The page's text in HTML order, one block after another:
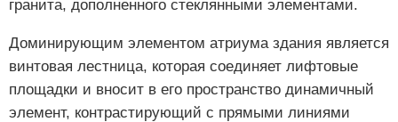
гранита, дополненного стеклянными элементами.
Доминирующим элементом атриума здания является
винтовая лестница, которая соединяет лифтовые
площадки и вносит в его пространство динамичный
элемент, контрастирующий с прямыми линиями